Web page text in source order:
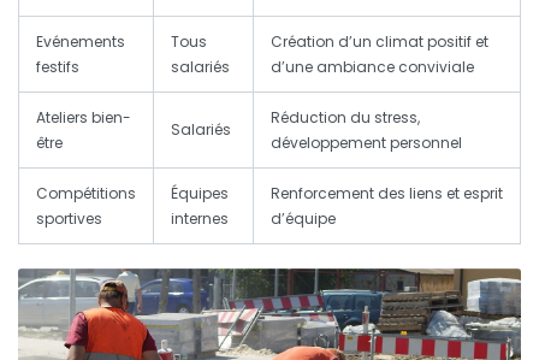
Evénements
festifs
Tous
salariés
Création d’un climat positif et
d’une ambiance conviviale
Ateliers bien-
être
Salariés
Réduction du stress,
développement personnel
Compétitions
sportives
Équipes
internes
Renforcement des liens et esprit
d’équipe